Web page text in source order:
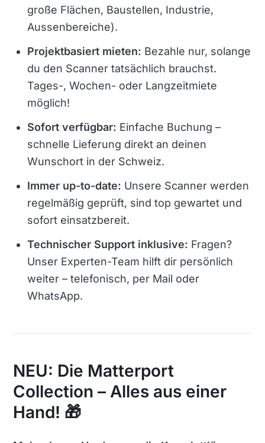
große Flächen, Baustellen, Industrie,
Aussenbereiche).
Projektbasiert mieten: Bezahle nur, solange
du den Scanner tatsächlich brauchst.
Tages-, Wochen- oder Langzeitmiete
möglich!
Sofort verfügbar: Einfache Buchung –
schnelle Lieferung direkt an deinen
Wunschort in der Schweiz.
Immer up-to-date: Unsere Scanner werden
regelmäßig geprüft, sind top gewartet und
sofort einsatzbereit.
Technischer Support inklusive: Fragen?
Unser Experten-Team hilft dir persönlich
weiter – telefonisch, per Mail oder
WhatsApp.
NEU: Die Matterport
Collection – Alles aus einer
Hand! 🎁